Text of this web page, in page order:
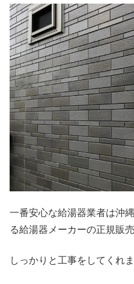
一番安心な給湯器業者は沖
る給湯器メーカーの正規販売
しっかりと工事をしてくれま